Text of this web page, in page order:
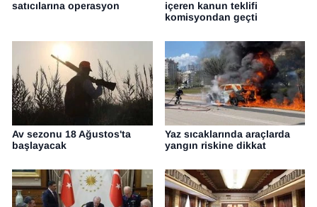
satıcılarına operasyon
içeren kanun teklifi
komisyondan geçti
Av sezonu 18 Ağustos'ta
başlayacak
Yaz sıcaklarında araçlarda
yangın riskine dikkat